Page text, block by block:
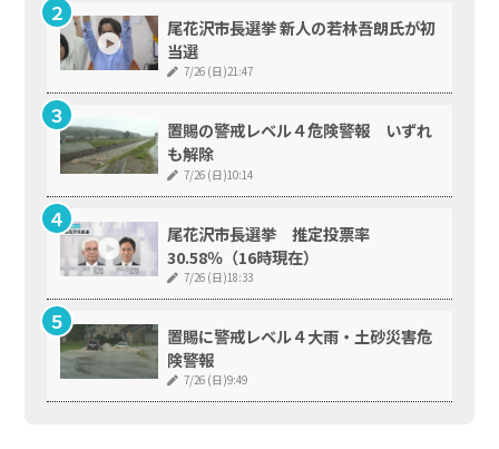
尾花沢市長選挙 新人の若林吾朗氏が初
当選
7/26 (日)21:47
置賜の警戒レベル４危険警報 いずれ
も解除
7/26 (日)10:14
尾花沢市長選挙 推定投票率
30.58％（16時現在）
7/26 (日)18:33
置賜に警戒レベル４大雨・土砂災害危
険警報
7/26 (日)9:49